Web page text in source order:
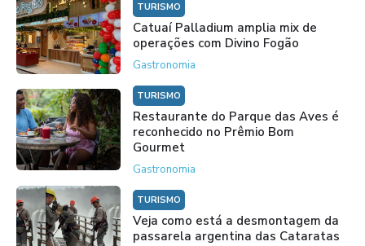
TURISMO
Catuaí Palladium amplia mix de
operações com Divino Fogão
Gastronomia
TURISMO
Restaurante do Parque das Aves é
reconhecido no Prêmio Bom
Gourmet
Gastronomia
TURISMO
Veja como está a desmontagem da
passarela argentina das Cataratas